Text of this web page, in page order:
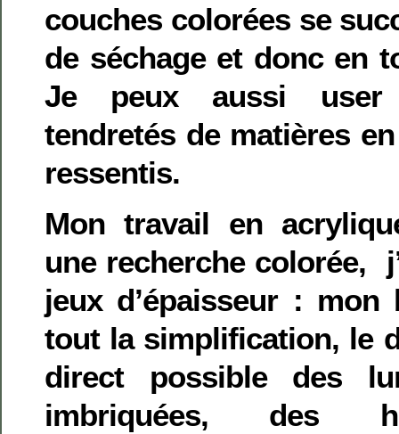
couches colorées se
de séchage et donc en
Je peux aussi user
tendretés de matières
ressentis.
Mon travail en
une recherche colorée,
jeux d’épaisseur :
tout la simplification, le
direct possible des
imbriquées, des